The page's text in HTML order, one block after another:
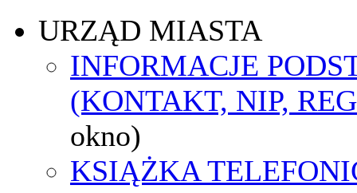
URZĄD MIASTA
INFORMACJE
(KONTAKT, NIP,
okno)
KSIĄŻKA